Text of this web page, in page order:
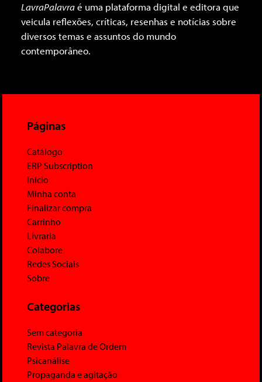
LavraPalavraé uma plataforma digital e editora que
veicula reflexões, críticas, resenhas e notícias sobre
diversos temas e assuntos do mundo
contemporâneo.
Páginas
Catálogo
ERP Subscription
Início
Minha conta
Finalizar compra
Carrinho
Livraria
Colabore
Redes Sociais
Sobre
Categorias
Sem categoria
Revista Palavra de Ordem
Psicanálise
Propaganda e agitação